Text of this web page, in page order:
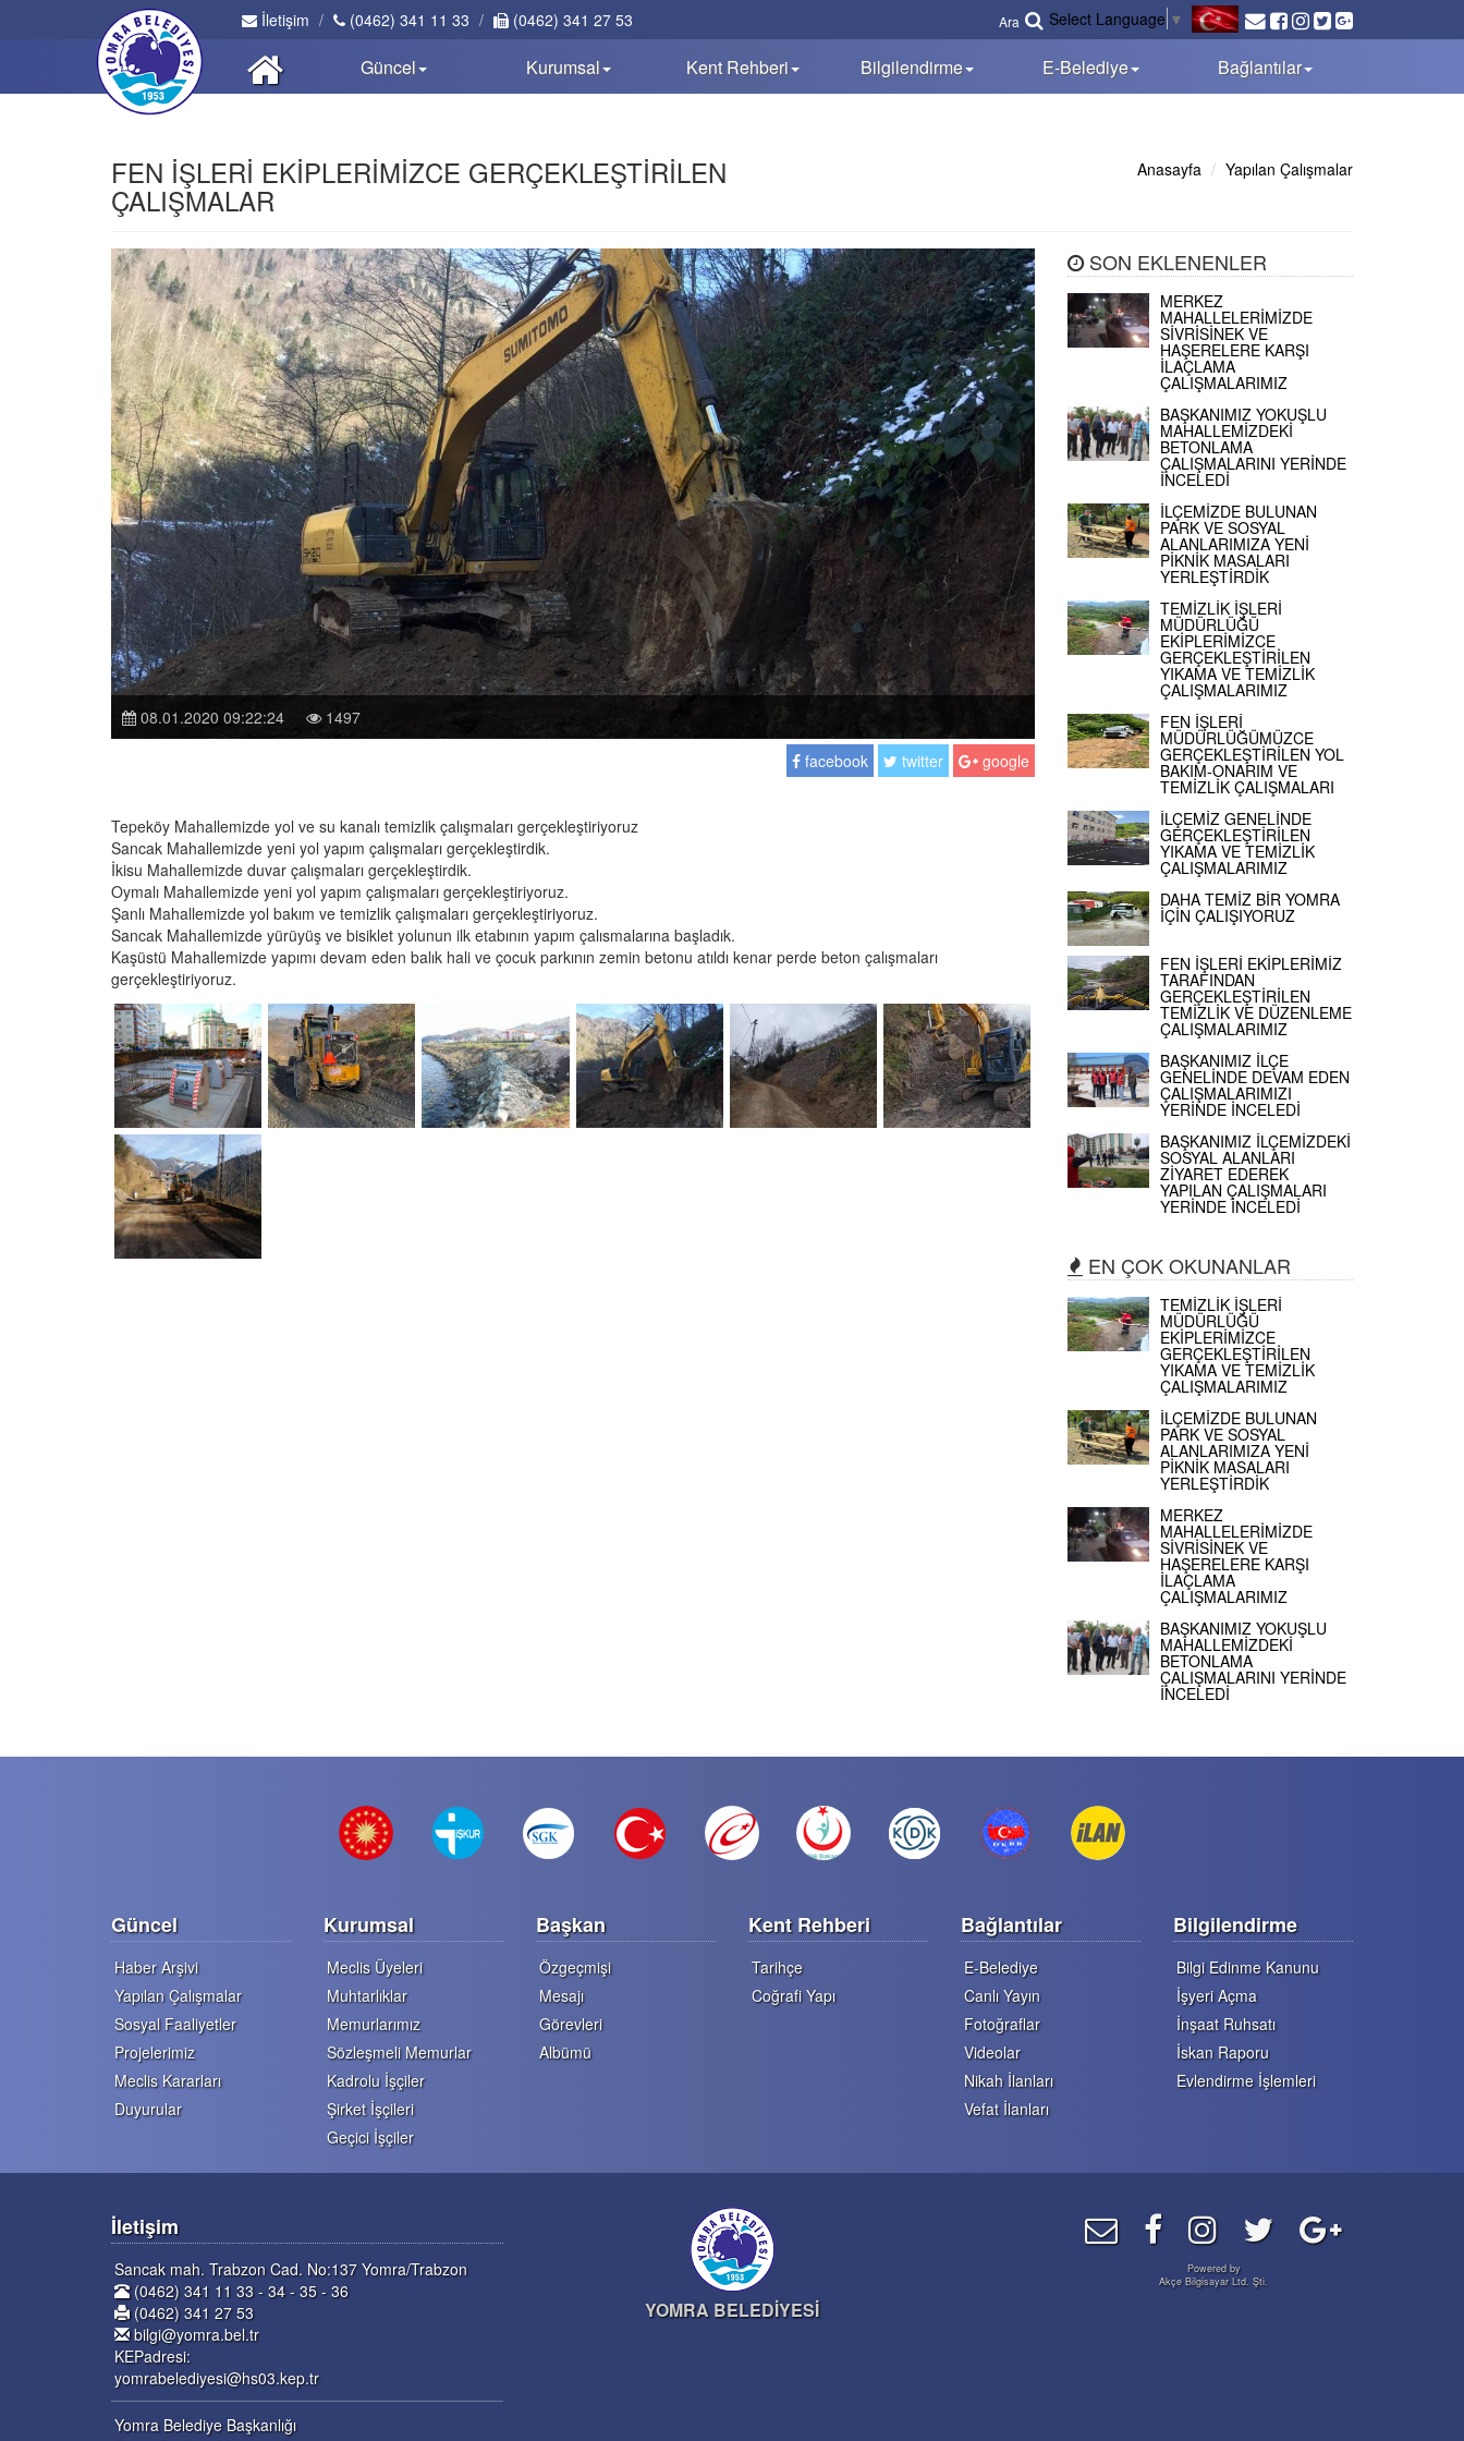
İletişim (0462) 341 11 33 (0462) 341 27 53 Ara Select Language ▼
Güncel Kurumsal Kent Rehberi Bilgilendirme E-Belediye Bağlantılar
FEN İŞLERİ EKİPLERİMİZCE GERÇEKLEŞTİRİLEN
ÇALIŞMALAR
Anasayfa Yapılan Çalışmalar
08.01.2020 09:22:24
1497
facebook
twitter google
Tepeköy Mahallemizde yol ve su kanalı temizlik çalışmaları gerçekleştiriyoruz
Sancak Mahallemizde yeni yol yapım çalışmaları gerçekleştirdik.
İkisu Mahallemizde duvar çalışmaları gerçekleştirdik.
Oymalı Mahallemizde yeni yol yapım çalışmaları gerçekleştiriyoruz.
Şanlı Mahallemizde yol bakım ve temizlik çalışmaları gerçekleştiriyoruz.
Sancak Mahallemizde yürüyüş ve bisiklet yolunun ilk etabının yapım çalısmalarına başladık.
Kaşüstü Mahallemizde yapımı devam eden balık hali ve çocuk parkının zemin betonu atıldı kenar perde beton çalışmaları
gerçekleştiriyoruz.
SON EKLENENLER
MERKEZ
MAHALLELERİMİZDE
SİVRİSİNEK VE
HAŞERELERE KARŞI
İLAÇLAMA
ÇALIŞMALARIMIZ
BAŞKANIMIZ YOKUŞLU
MAHALLEMİZDEKİ
BETONLAMA
ÇALIŞMALARINI YERİNDE
İNCELEDİ
İLÇEMİZDE BULUNAN
PARK VE SOSYAL
ALANLARIMIZA YENİ
PİKNİK MASALARI
YERLEŞTİRDİK
TEMİZLİK İŞLERİ
MÜDÜRLÜĞÜ
EKİPLERİMİZCE
GERÇEKLEŞTİRİLEN
YIKAMA VE TEMİZLİK
ÇALIŞMALARIMIZ
FEN İŞLERİ
MÜDÜRLÜĞÜMÜZCE
GERÇEKLEŞTİRİLEN YOL
BAKIM-ONARIM VE
TEMİZLİK ÇALIŞMALARI
İLÇEMİZ GENELİNDE
GERÇEKLEŞTİRİLEN
YIKAMA VE TEMİZLİK
ÇALIŞMALARIMIZ
DAHA TEMİZ BİR YOMRA
İÇİN ÇALIŞIYORUZ
FEN İŞLERİ EKİPLERİMİZ
TARAFINDAN
GERÇEKLEŞTİRİLEN
TEMİZLİK VE DÜZENLEME
ÇALIŞMALARIMIZ
BAŞKANIMIZ İLÇE
GENELİNDE DEVAM EDEN
ÇALIŞMALARIMIZI
YERİNDE İNCELEDİ
BAŞKANIMIZ İLÇEMİZDEKİ
SOSYAL ALANLARI
ZİYARET EDEREK
YAPILAN ÇALIŞMALARI
YERİNDE İNCELEDİ
EN ÇOK OKUNANLAR
TEMİZLİK İŞLERİ
MÜDÜRLÜĞÜ
EKİPLERİMİZCE
GERÇEKLEŞTİRİLEN
YIKAMA VE TEMİZLİK
ÇALIŞMALARIMIZ
İLÇEMİZDE BULUNAN
PARK VE SOSYAL
ALANLARIMIZA YENİ
PİKNİK MASALARI
YERLEŞTİRDİK
MERKEZ
MAHALLELERİMİZDE
SİVRİSİNEK VE
HAŞERELERE KARŞI
İLAÇLAMA
ÇALIŞMALARIMIZ
BAŞKANIMIZ YOKUŞLU
MAHALLEMİZDEKİ
BETONLAMA
ÇALIŞMALARINI YERİNDE
İNCELEDİ
Güncel
Haber Arşivi
Yapılan Çalışmalar
Sosyal Faaliyetler
Projelerimiz
Meclis Kararları
Duyurular
Kurumsal
Meclis Üyeleri
Muhtarlıklar
Memurlarımız
Sözleşmeli Memurlar
Kadrolu İşçiler
Şirket İşçileri
Geçici İşçiler
Başkan
Özgeçmişi
Mesajı
Görevleri
Albümü
Kent Rehberi
Tarihçe
Coğrafi Yapı
Bağlantılar
E-Belediye
Canlı Yayın
Fotoğraflar
Videolar
Nikah İlanları
Vefat İlanları
Bilgilendirme
Bilgi Edinme Kanunu
İşyeri Açma
İnşaat Ruhsatı
İskan Raporu
Evlendirme İşlemleri
İletişim
Sancak mah. Trabzon Cad. No:137 Yomra/Trabzon
(0462) 341 11 33 - 34 - 35 - 36
(0462) 341 27 53
bilgi@yomra.bel.tr
KEPadresi:
yomrabelediyesi@hs03.kep.tr
Yomra Belediye Başkanlığı
YOMRA BELEDİYESİ
Powered by
Akçe Bilgisayar Ltd. Şti.